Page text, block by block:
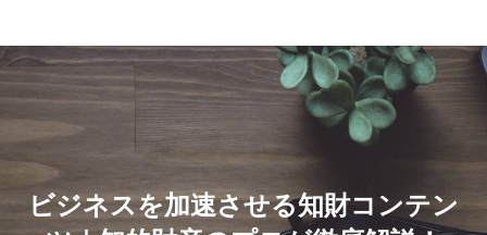
ビジネスを加速させる知財コンテン